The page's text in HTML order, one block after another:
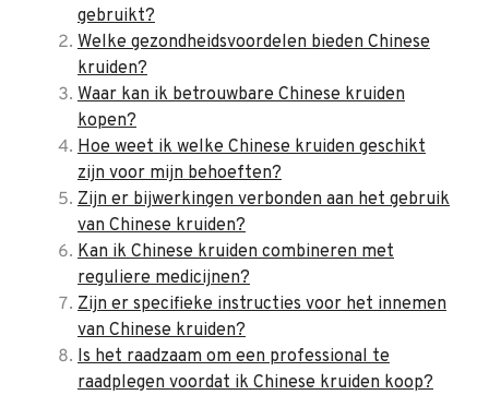
gebruikt?
Welke gezondheidsvoordelen bieden Chinese
kruiden?
Waar kan ik betrouwbare Chinese kruiden
kopen?
Hoe weet ik welke Chinese kruiden geschikt
zijn voor mijn behoeften?
Zijn er bijwerkingen verbonden aan het gebruik
van Chinese kruiden?
Kan ik Chinese kruiden combineren met
reguliere medicijnen?
Zijn er specifieke instructies voor het innemen
van Chinese kruiden?
Is het raadzaam om een professional te
raadplegen voordat ik Chinese kruiden koop?